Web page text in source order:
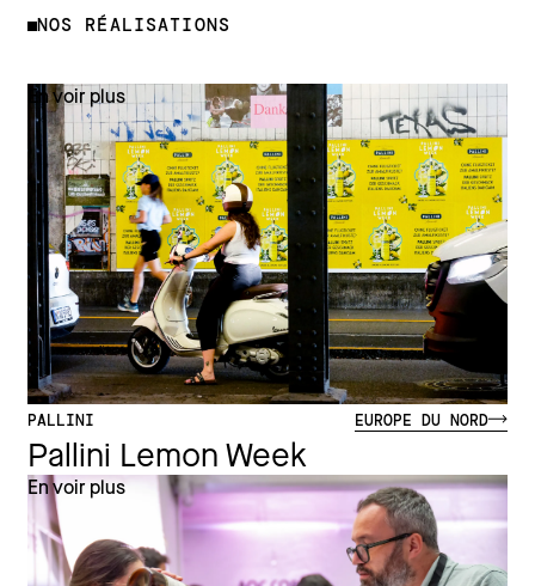
NOS RÉALISATIONS
En voir plus
PALLINI EUROPE DU NORD
Pallini Lemon Week
En voir plus